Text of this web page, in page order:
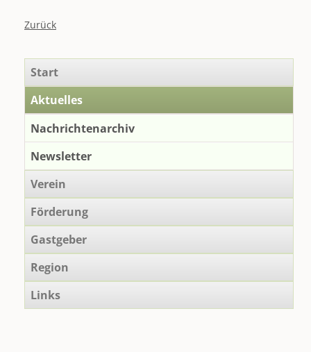
Zurück
überspringen
Start
Aktuelles
Nachrichtenarchiv
Newsletter
Verein
Förderung
Gastgeber
Region
Links